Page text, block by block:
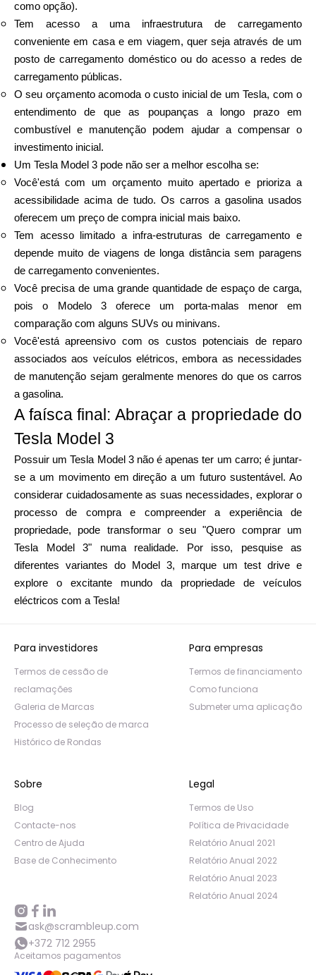
como opção).
Tem acesso a uma infraestrutura de carregamento
conveniente em casa e em viagem, quer seja através de um
posto de carregamento doméstico ou do acesso a redes de
carregamento públicas.
O seu orçamento acomoda o custo inicial de um Tesla, com o
entendimento de que as poupanças a longo prazo em
combustível e manutenção podem ajudar a compensar o
investimento inicial.
Um Tesla Model 3 pode não ser a melhor escolha se:
Você'está com um orçamento muito apertado e prioriza a
acessibilidade acima de tudo. Os carros a gasolina usados
oferecem um preço de compra inicial mais baixo.
Tem acesso limitado a infra-estruturas de carregamento e
depende muito de viagens de longa distância sem paragens
de carregamento convenientes.
Você precisa de uma grande quantidade de espaço de carga,
pois o Modelo 3 oferece um porta-malas menor em
comparação com alguns SUVs ou minivans.
Você'está apreensivo com os custos potenciais de reparo
associados aos veículos elétricos, embora as necessidades
de manutenção sejam geralmente menores do que os carros
a gasolina.
A faísca final: Abraçar a propriedade do
Tesla Model 3
Possuir um Tesla Model 3 não é apenas ter um carro; é juntar-
se a um movimento em direção a um futuro sustentável. Ao
considerar cuidadosamente as suas necessidades, explorar o
processo de compra e compreender a experiência de
propriedade, pode transformar o seu "Quero comprar um
Tesla Model 3" numa realidade. Por isso, pesquise as
diferentes variantes do Model 3, marque um test drive e
explore o excitante mundo da propriedade de veículos
eléctricos com a Tesla!
Para investidores
Termos de cessão de
reclamações
Galeria de Marcas
Processo de seleção de marca
Histórico de Rondas
Para empresas
Termos de financiamento
Como funciona
Submeter uma aplicação
Sobre
Blog
Contacte-nos
Centro de Ajuda
Base de Conhecimento
Legal
Termos de Uso
Política de Privacidade
Relatório Anual 2021
Relatório Anual 2022
Relatório Anual 2023
Relatório Anual 2024
ask@scrambleup.com
+372 712 2955
Aceitamos pagamentos